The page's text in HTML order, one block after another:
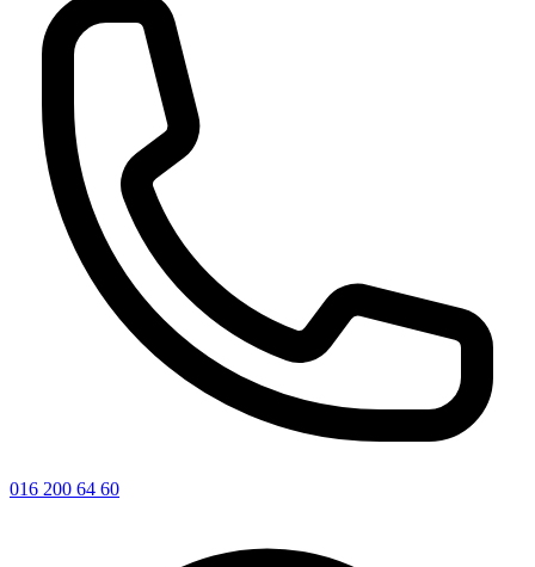
016 200 64 60